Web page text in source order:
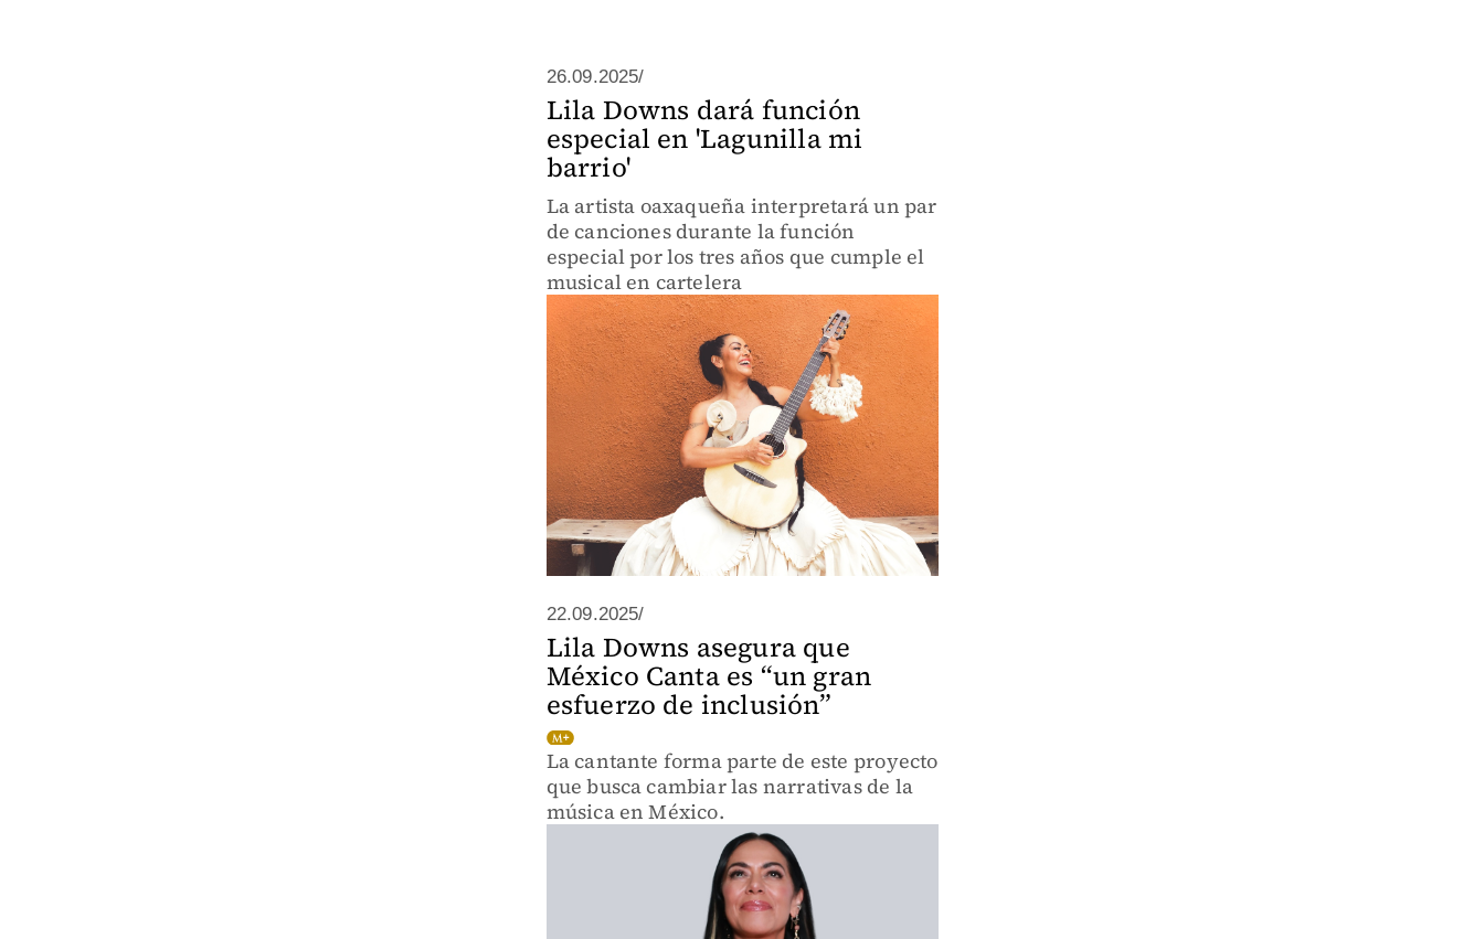
26.09.2025/
Lila Downs dará función
especial en 'Lagunilla mi
barrio'
La artista oaxaqueña interpretará un par
de canciones durante la función
especial por los tres años que cumple el
musical en cartelera
22.09.2025/
Lila Downs asegura que
México Canta es “un gran
esfuerzo de inclusión”
La cantante forma parte de este proyecto
que busca cambiar las narrativas de la
música en México.